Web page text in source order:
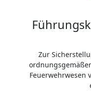
Zur
Feuerwehrwesen